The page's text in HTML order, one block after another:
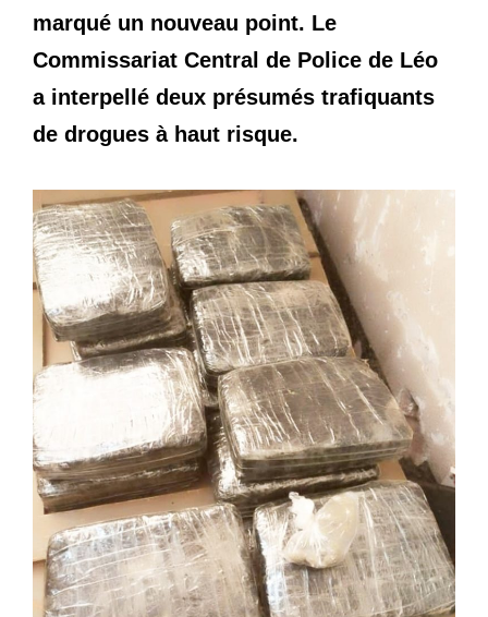
marqué un nouveau point. Le
Commissariat Central de Police de Léo
a interpellé deux présumés trafiquants
de drogues à haut risque.